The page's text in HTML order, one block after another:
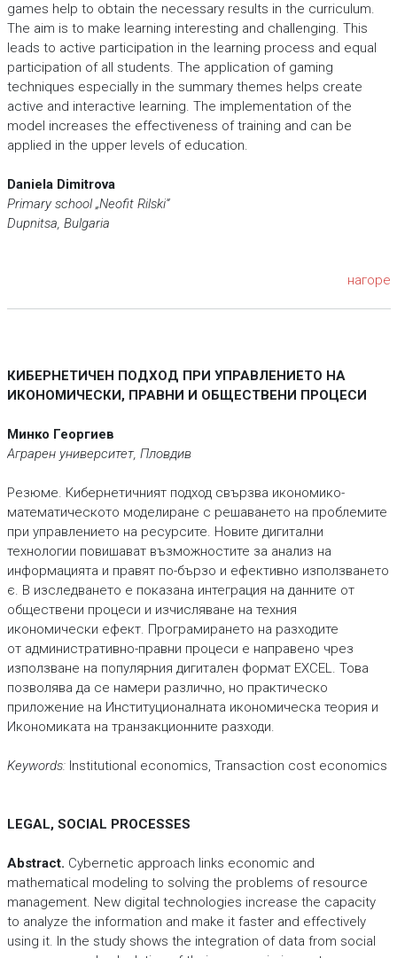
games help to obtain the necessary results in the curriculum.
The aim is to make learning interesting and challenging. This
leads to active participation in the learning process and equal
participation of all students. The application of gaming
techniques especially in the summary themes helps create
active and interactive learning. The implementation of the
model increases the effectiveness of training and can be
applied in the upper levels of education.
Daniela Dimitrova
Primary school „Neofit Rilski“
Dupnitsa, Bulgaria
нагоре
КИБЕРНЕТИЧЕН ПОДХОД ПРИ УПРАВЛЕНИЕТО НА
ИКОНОМИЧЕСКИ, ПРАВНИ И ОБЩЕСТВЕНИ ПРОЦЕСИ
Минко Георгиев
Аграрен университет, Пловдив
Резюме. Кибернетичният подход свързва икономико-
математическото моделиране с решаването на проблемите
при управлението на ресурсите. Новите дигитални
технологии повишават възможностите за анализ на
информацията и правят по-бързо и ефективно използването
є. В изследването е показана интеграция на данните от
обществени процеси и изчисляване на техния
икономически ефект. Програмирането на разходите
от административно-правни процеси е направено чрез
използване на популярния дигитален формат EXCEL. Това
позволява да се намери различно, но практическо
приложение на Институционалната икономическа теория и
Икономиката на транзакционните разходи.
Keywords:Institutional economics, Transaction cost economics
LEGAL, SOCIAL PROCESSES
Abstract. Cybernetic approach links economic and
mathematical modeling to solving the problems of resource
management. New digital technologies increase the capacity
to analyze the information and make it faster and effectively
using it. In the study shows the integration of data from social